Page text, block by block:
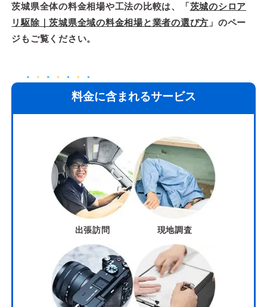
茨城県全体の料金相場や工法の比較は、「茨城のシロア
リ駆除｜茨城県全域の料金相場と業者の選び方 」のペー
ジもご覧ください。
料金に含まれるサービス
出張訪問 現地調査